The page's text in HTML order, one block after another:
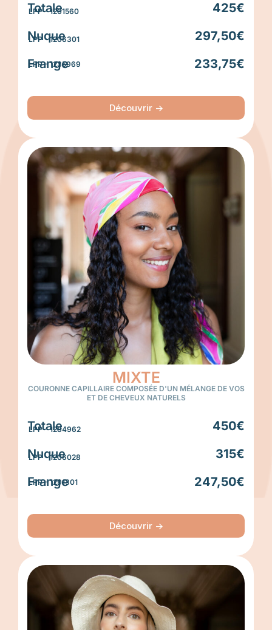
Totale 425€
LPP - 1261560
Nuque 297,50€
LPP - 1206301
Frange 233,75€
LPP - 1235969
Découvrir ->
MIXTE
COURONNE CAPILLAIRE COMPOSÉE D'UN MÉLANGE DE VOS
ET DE CHEVEUX NATURELS
Totale 450€
LPP - 1284962
Nuque 315€
LPP - 1206028
Frange 247,50€
LPP - 1291301
Découvrir ->